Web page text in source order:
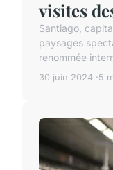
visites
Santiago,
paysages
renommée
30 juin 2024 5